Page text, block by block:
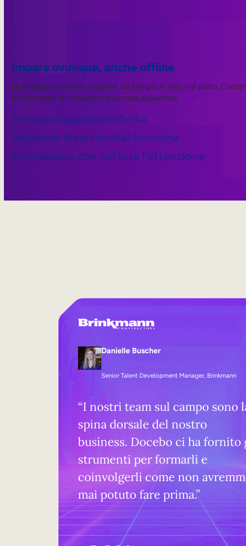
Impara ovunque, anche offline
La formazione è dove si lavora: sul campo, in volo o al piano.
mantengono le competenze sempre aggiornate.
Personalizzazione infinita
Imparare divertendosi funziona
Formazione che cattura l’attenzione
Danielle Buscher
Senior Talent Development Manager, Brinkmann
“I nostri team sul campo sono
spina dorsale del nostro
business. Docebo ci ha fornito
strumenti per formarli e
coinvolgerli come non
mai potuto fare prima.”